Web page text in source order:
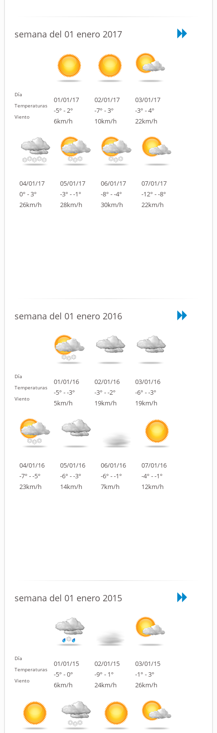
semana del 01 enero 2017
Día
Temperaturas
Viento
01/01/17
-5° - 2°
6km/h
02/01/17
-7° - 3°
10km/h
03/01/17
-3° - 4°
22km/h
04/01/17
0° - 3°
26km/h
05/01/17
-3° - -1°
28km/h
06/01/17
-8° - -4°
30km/h
07/01/17
-12° - -8°
22km/h
semana del 01 enero 2016
Día
Temperaturas
Viento
01/01/16
-5° - -3°
5km/h
02/01/16
-3° - -2°
19km/h
03/01/16
-6° - -3°
19km/h
04/01/16
-7° - -5°
23km/h
05/01/16
-6° - -3°
14km/h
06/01/16
-6° - -1°
7km/h
07/01/16
-4° - -1°
12km/h
semana del 01 enero 2015
Día
Temperaturas
Viento
01/01/15
-5° - 0°
6km/h
02/01/15
-9° - 1°
24km/h
03/01/15
-1° - 3°
26km/h